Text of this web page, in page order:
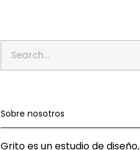
Sobre nosotros
Grito es un estudio de diseño,